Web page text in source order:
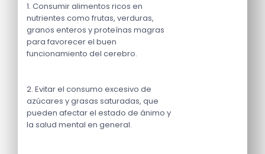
1. Consumir alimentos ricos en
nutrientes como frutas, verduras,
granos enteros y proteínas magras
para favorecer el buen
funcionamiento del cerebro.
2. Evitar el consumo excesivo de
azúcares y grasas saturadas, que
pueden afectar el estado de ánimo y
la salud mental en general.